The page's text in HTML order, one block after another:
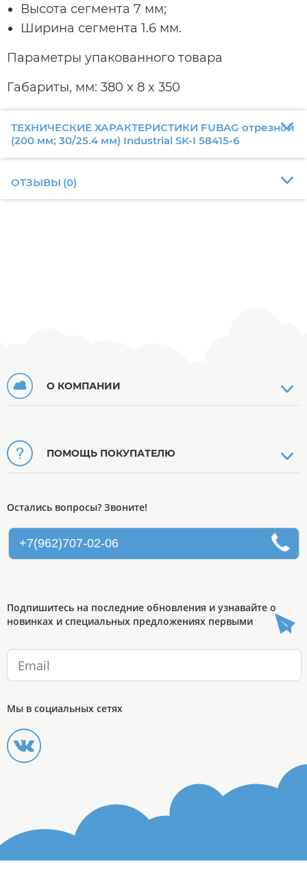
Высота сегмента 7 мм;
Ширина сегмента 1.6 мм.
Параметры упакованного товара
Габариты, мм: 380 x 8 x 350
ТЕХНИЧЕСКИЕ ХАРАКТЕРИСТИКИ FUBAG отрезной
(200 мм; 30/25.4 мм) Industrial SK-I 58415-6
ОТЗЫВЫ (0)
О КОМПАНИИ
ПОМОЩЬ ПОКУПАТЕЛЮ
Остались вопросы? Звоните!
+7(962)707-02-06
Подпишитесь на последние обновления и узнавайте о
новинках и специальных предложениях первыми
Мы в социальных сетях